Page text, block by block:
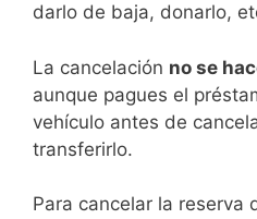
darlo de baja, donarlo,
La cancelación no se
aunque pagues el
vehículo antes de
transferirlo.
Para cancelar la reserva